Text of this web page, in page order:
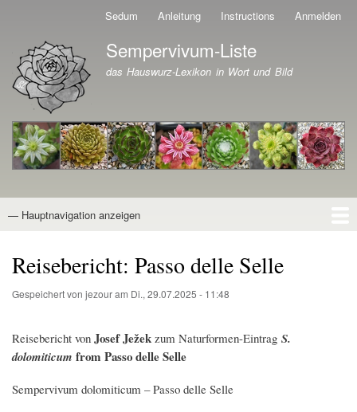
Direkt
zum
Inhalt
Sedum Anleitung Instructions Anmelden
Branding der Website
Sempervivum-Liste
das Hauswurz-Lexikon in Wort und Bild
Hauptnavigation
— Hauptnavigation anzeigen
Reisebericht: Passo delle Selle
Gespeichert von jezouram Di., 29.07.2025 - 11:48
Reisebericht von Josef Ježek zum Naturformen-Eintrag S.
dolomiticum from Passo delle Selle
Sempervivum dolomiticum – Passo delle Selle